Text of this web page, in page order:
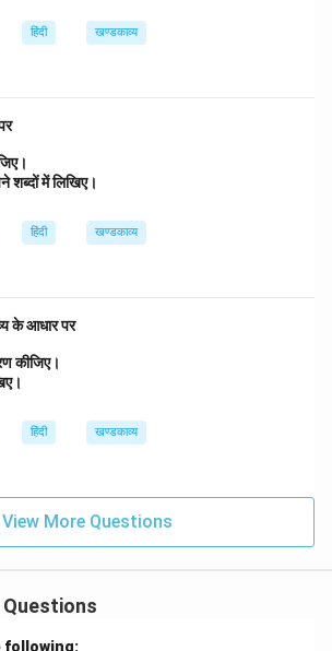
हिंदी खण्डकाव्य
शब्दों में लिखिए।
हिंदी खण्डकाव्य
के आधार पर
कीजिए।
हिंदी खण्डकाव्य
View More Questions
Questions
following: